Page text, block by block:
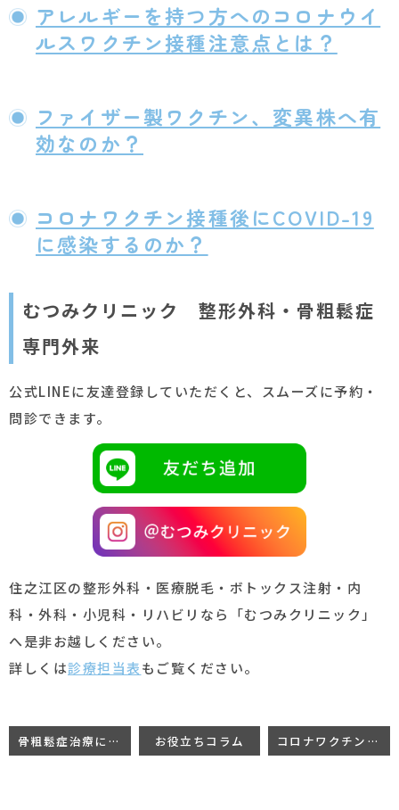
アレルギーを持つ方へのコロナウイ
ルスワクチン接種注意点とは？
ファイザー製ワクチン、変異株へ有
効なのか？
コロナワクチン接種後にCOVID-19
に感染するのか？
むつみクリニック 整形外科・骨粗鬆症
専門外来
公式LINEに友達登録していただくと、スムーズに予約・
問診できます。
住之江区の整形外科・医療脱毛・ボトックス注射・内
科・外科・小児科・リハビリなら「むつみクリニック」
へ是非お越しください。
詳しくは診療担当表もご覧ください。
骨粗鬆症治療における最新の治療薬(ロモソズマブ)について お役立ちコラム コロナワクチン2回目の接種終了